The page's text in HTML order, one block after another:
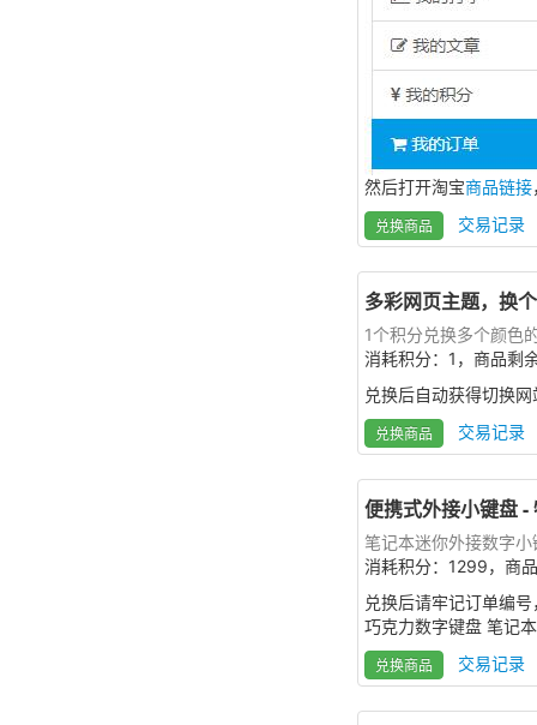
然后打开淘宝商品链接
兑换商品
交易记录
多彩网页主题，换
1个积分兑换多个颜色
消耗积分：1，商品剩
兑换后自动获得切换
兑换商品
交易记录
便携式外接小键盘
笔记本迷你外接数字
消耗积分：1299，商
兑换后请牢记订单编
巧克力数字键盘 笔记
兑换商品
交易记录